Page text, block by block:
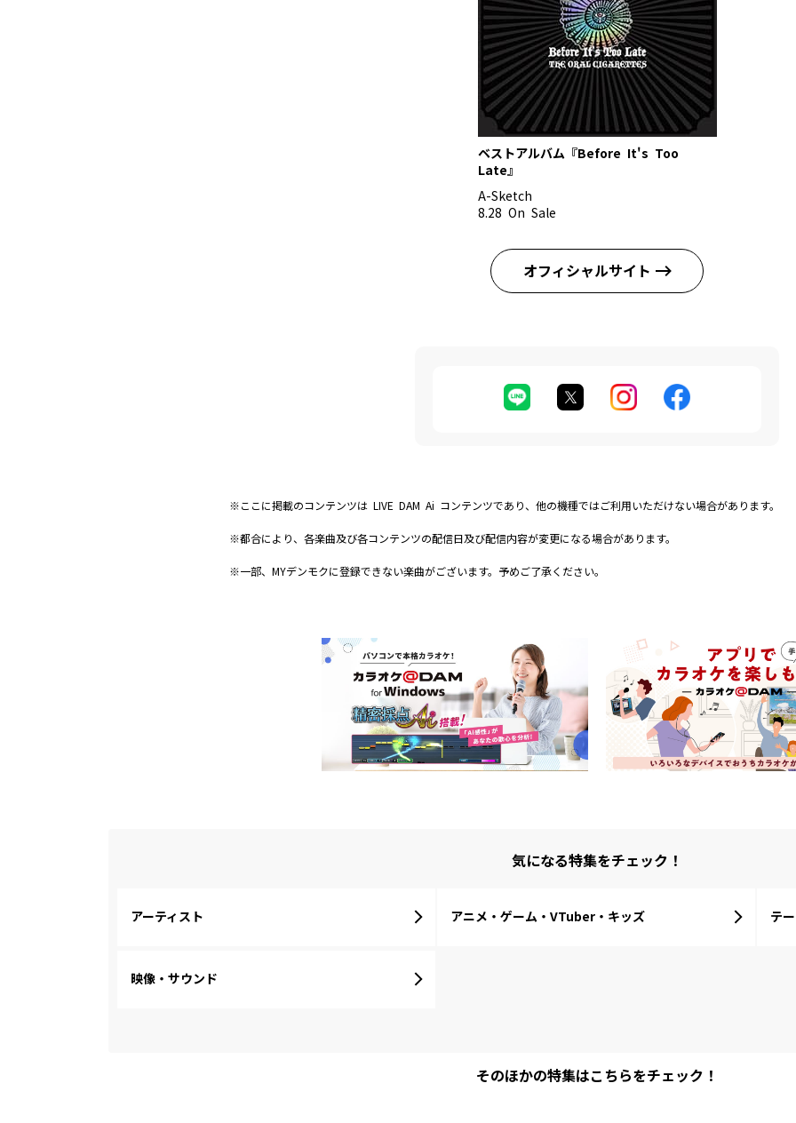
ベストアルバム『Before It's Too
Late』
A-Sketch
8.28 On Sale
オフィシャルサイト
※ここに掲載のコンテンツは LIVE DAM Ai コンテンツであり、他の機種ではご利用いただけない場合があります。
※都合により、各楽曲及び各コンテンツの配信日及び配信内容が変更になる場合があります。
※一部、MYデンモクに登録できない楽曲がございます。予めご了承ください。
気になる特集をチェック！
アーティスト アニメ・ゲーム・VTuber・キッズ テ
映像・サウンド
そのほかの特集はこちらをチェック！